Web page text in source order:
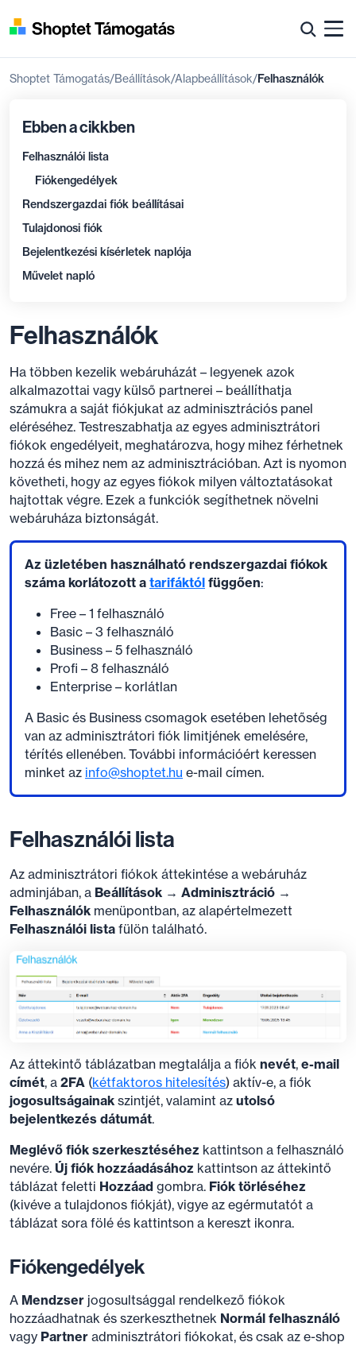
Shoptet Támogatás Beállítások Alapbeállítások Felhasználók
Ebben a cikkben
Felhasználói lista
Fiókengedélyek
Rendszergazdai fiók beállításai
Tulajdonosi fiók
Bejelentkezési kísérletek naplója
Művelet napló
Felhasználók
Ha többen kezelik webáruházát – legyenek azok
alkalmazottai vagy külső partnerei – beállíthatja
számukra a saját fiókjukat az adminisztrációs panel
eléréséhez. Testreszabhatja az egyes adminisztrátori
fiókok engedélyeit, meghatározva, hogy mihez férhetnek
hozzá és mihez nem az adminisztrációban. Azt is nyomon
követheti, hogy az egyes fiókok milyen változtatásokat
hajtottak végre. Ezek a funkciók segíthetnek növelni
webáruháza biztonságát.
Az üzletében használható rendszergazdai fiókok
száma korlátozott a tarifáktól függően:
Free – 1 felhasználó
Basic – 3 felhasználó
Business – 5 felhasználó
Profi – 8 felhasználó
Enterprise – korlátlan
A Basic és Business csomagok esetében lehetőség
van az adminisztrátori fiók limitjének emelésére,
térítés ellenében. További információért keressen
minket az info@shoptet.hu e-mail címen.
Felhasználói lista
Az adminisztrátori fiókok áttekintése a webáruház
adminjában, a Beállítások → Adminisztráció →
Felhasználók menüpontban, az alapértelmezett
Felhasználói lista fülön található.
Az áttekintő táblázatban megtalálja a fiók nevét, e-mail
címét, a 2FA (kétfaktoros hitelesítés) aktív-e, a fiók
jogosultságainak szintjét, valamint az utolsó
bejelentkezés dátumát.
Meglévő fiók szerkesztéséhez kattintson a felhasználó
nevére. Új fiók hozzáadásához kattintson az áttekintő
táblázat feletti Hozzáad gombra. Fiók törléséhez
(kivéve a tulajdonos fiókját), vigye az egérmutatót a
táblázat sora fölé és kattintson a kereszt ikonra.
Fiókengedélyek
A Mendzser jogosultsággal rendelkező fiókok
hozzáadhatnak és szerkeszthetnek Normál felhasználó
vagy Partner adminisztrátori fiókokat, és csak az e-shop